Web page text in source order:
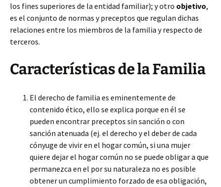
los fines superiores de la entidad familiar); y otro objetivo,
es el conjunto de normas y preceptos que regulan dichas
relaciones entre los miembros de la familia y respecto de
terceros.
Características de la Familia
El derecho de familia es eminentemente de
contenido ético, ello se explica porque en él se
pueden encontrar preceptos sin sanción o con
sanción atenuada (ej. el derecho y el deber de cada
cónyuge de vivir en el hogar común, si una mujer
quiere dejar el hogar común no se puede obligar a que
permanezca en el por su naturaleza no es posible
obtener un cumplimiento forzado de esa obligación,